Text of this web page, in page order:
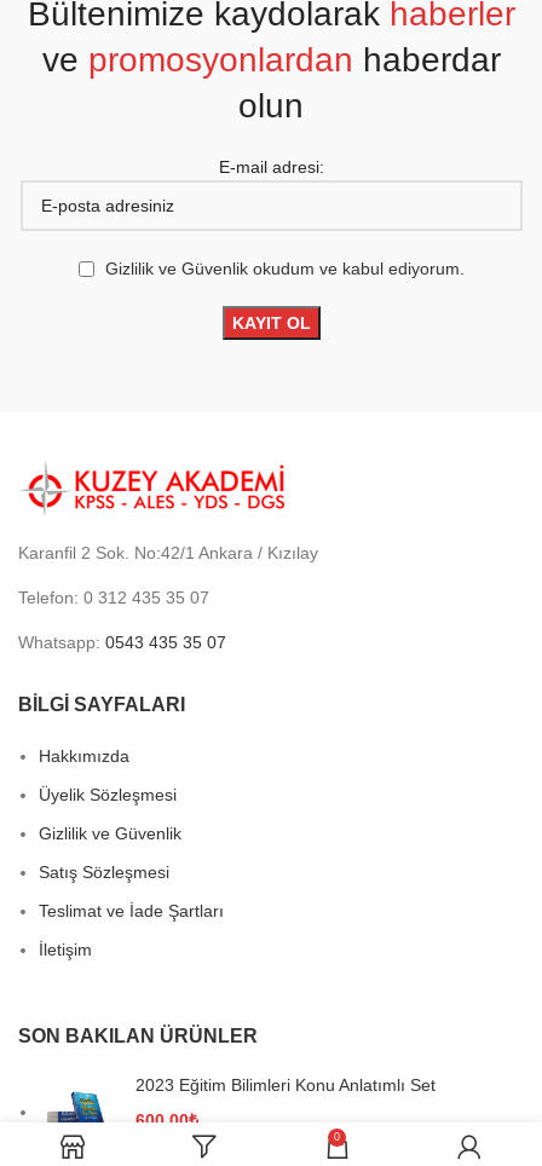
Bültenimize kaydolarak haberler
ve promosyonlardan haberdar
olun
E-mail adresi:
Gizlilik ve Güvenlik okudum ve kabul ediyorum.
Karanfil 2 Sok. No:42/1 Ankara / Kızılay
Telefon: 0 312 435 35 07
Whatsapp: 0543 435 35 07
BİLGİ SAYFALARI
Hakkımızda
Üyelik Sözleşmesi
Gizlilik ve Güvenlik
Satış Sözleşmesi
Teslimat ve İade Şartları
İletişim
SON BAKILAN ÜRÜNLER
2023 Eğitim Bilimleri Konu Anlatımlı Set
600,00₺
0